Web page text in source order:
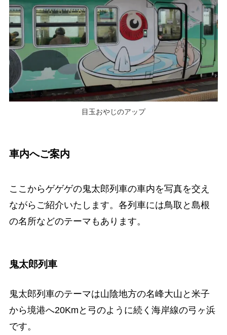
目玉おやじのアップ
車内へご案内
ここからゲゲゲの鬼太郎列車の車内を写真を交え
ながらご紹介いたします。各列車には鳥取と島根
の名所などのテーマもあります。
鬼太郎列車
鬼太郎列車のテーマは山陰地方の名峰大山と米子
から境港へ20Kmと弓のように続く海岸線の弓ヶ浜
です。